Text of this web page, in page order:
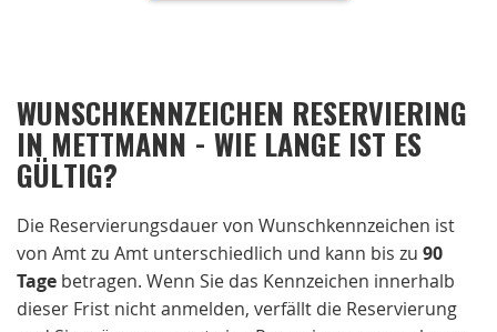
WUNSCHKENNZEICHEN RESERVIERING
IN METTMANN - WIE LANGE IST ES
GÜLTIG?
Die Reservierungsdauer von Wunschkennzeichen ist
von Amt zu Amt unterschiedlich und kann bis zu 90
Tage betragen. Wenn Sie das Kennzeichen innerhalb
dieser Frist nicht anmelden, verfällt die Reservierung